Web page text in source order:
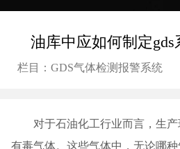
油库中应如何制定gds
栏目：GDS气体检测报警系统
对于石油化工行业而言，生产
有毒气体。这些气体中，无论哪